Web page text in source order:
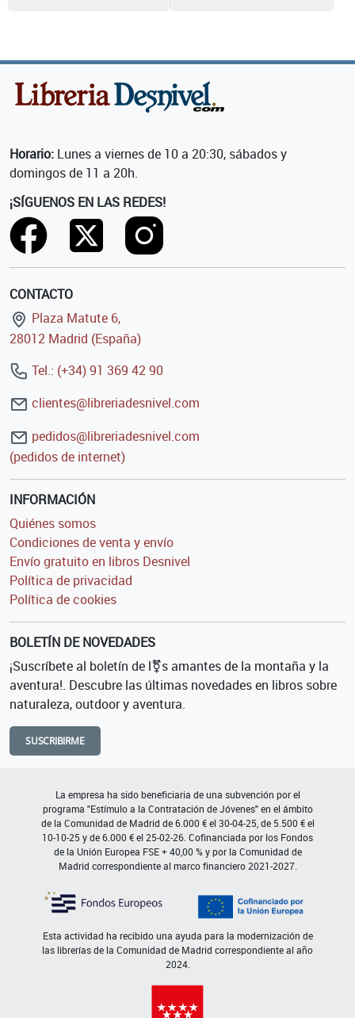
Horario: Lunes a viernes de 10 a 20:30, sábados y
domingos de 11 a 20h.
¡SÍGUENOS EN LAS REDES!
CONTACTO
Plaza Matute 6,
28012 Madrid (España)
Tel.: (+34) 91 369 42 90
clientes@libreriadesnivel.com
pedidos@libreriadesnivel.com
(pedidos de internet)
INFORMACIÓN
Quiénes somos
Condiciones de venta y envío
Envío gratuito en libros Desnivel
Política de privacidad
Política de cookies
BOLETÍN DE NOVEDADES
¡Suscríbete al boletín de l⚧s amantes de la montaña y la
aventura!. Descubre las últimas novedades en libros sobre
naturaleza, outdoor y aventura.
SUSCRIBIRME
La empresa ha sido beneficiaria de una subvención por el
programa "Estímulo a la Contratación de Jóvenes" en el ámbito
de la Comunidad de Madrid de 6.000 € el 30-04-25, de 5.500 € el
10-10-25 y de 6.000 € el 25-02-26. Cofinanciada por los Fondos
de la Unión Europea FSE + 40,00 % y por la Comunidad de
Madrid correspondiente al marco financiero 2021-2027.
Esta actividad ha recibido una ayuda para la modernización de
las librerías de la Comunidad de Madrid correspondiente al año
2024.